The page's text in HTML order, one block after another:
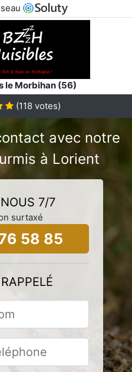
le Morbihan (56)
(118 votes)
avec notre
à Lorient
7/7
surtaxé
58 85